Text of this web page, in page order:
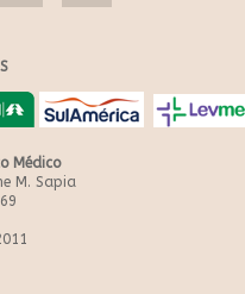
Médico
M. Sapia